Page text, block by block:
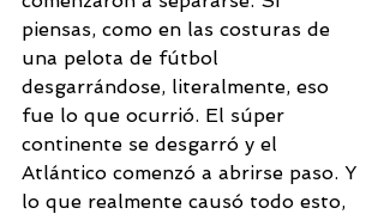
piensas, como en las costuras de
una pelota de fútbol
desgarrándose, literalmente, eso
fue lo que ocurrió. El súper
continente se desgarró y el
Atlántico comenzó a abrirse paso. Y
lo que realmente causó todo esto,